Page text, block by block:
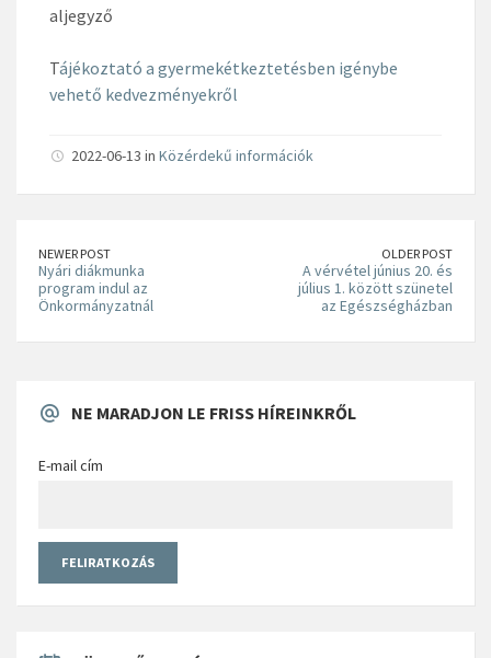
aljegyző
Tájékoztató a gyermekétkeztetésben igénybe
vehető kedvezményekről
2022-06-13 in Közérdekű információk
NEWER POST
Nyári diákmunka
program indul az
Önkormányzatnál
OLDER POST
A vérvétel június 20. és
július 1. között szünetel
az Egészségházban
NE MARADJON LE FRISS HÍREINKRŐL
E-mail cím